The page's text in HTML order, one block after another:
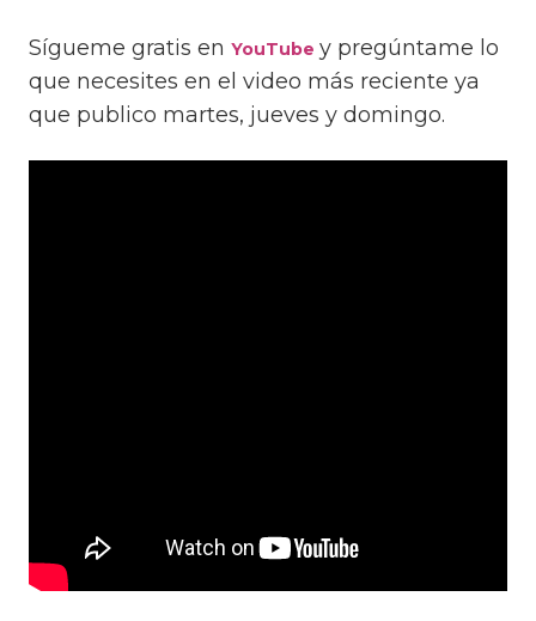
Sígueme gratis en YouTube y pregúntame lo
que necesites en el video más reciente ya
que publico martes, jueves y domingo.